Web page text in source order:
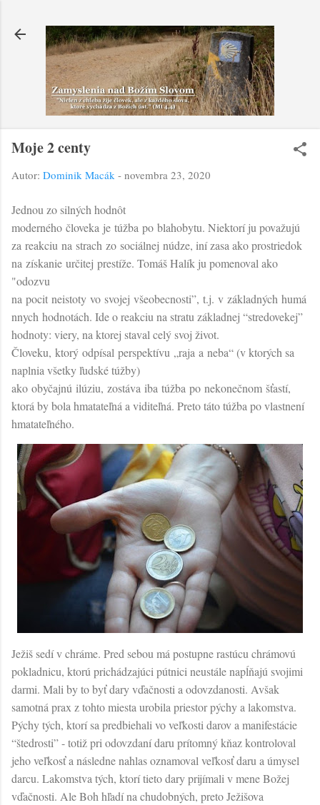
Moje 2 centy
Autor: Dominik Macák - novembra 23, 2020
Jednou zo silných hodnôt
moderného človeka je túžba po blahobytu. Niektorí ju považujú
za reakciu na strach zo sociálnej núdze, iní zasa ako prostriedok
na získanie určitej prestíže. Tomáš Halík ju pomenoval ako
"odozvu
na pocit neistoty vo svojej všeobecnosti”, t.j. v základných humá
nnych hodnotách. Ide o reakciu na stratu základnej “stredovekej”
hodnoty: viery, na ktorej staval celý svoj život.
Človeku, ktorý odpísal perspektívu „raja a neba“ (v ktorých sa
naplnia všetky ľudské túžby)
ako obyčajnú ilúziu, zostáva iba túžba po nekonečnom šťastí,
ktorá by bola hmatateľná a viditeľná. Preto táto túžba po vlastnení
hmatateľného.
Ježiš sedí v chráme. Pred sebou má postupne rastúcu chrámovú
pokladnicu, ktorú prichádzajúci pútnici neustále napĺňajú svojimi
darmi. Mali by to byť dary vďačnosti a odovzdanosti. Avšak
samotná prax z tohto miesta urobila priestor pýchy a lakomstva.
Pýchy tých, ktorí sa predbiehali vo veľkosti darov a manifestácie
“štedrosti” - totiž pri odovzdaní daru prítomný kňaz kontroloval
jeho veľkosť a následne nahlas oznamoval veľkosť daru a úmysel
darcu. Lakomstva tých, ktorí tieto dary prijímali v mene Božej
vďačnosti. Ale Boh hľadí na chudobných, preto Ježišova